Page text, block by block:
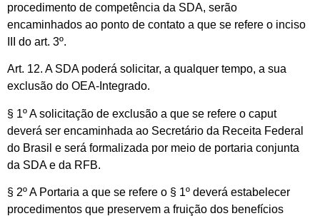
procedimento de competência da SDA, serão
encaminhados ao ponto de contato a que se refere o inciso
III do art. 3º.
Art. 12. A SDA poderá solicitar, a qualquer tempo, a sua
exclusão do OEA-Integrado.
§ 1º A solicitação de exclusão a que se refere o caput
deverá ser encaminhada ao Secretário da Receita Federal
do Brasil e será formalizada por meio de portaria conjunta
da SDA e da RFB.
§ 2º A Portaria a que se refere o § 1º deverá estabelecer
procedimentos que preservem a fruição dos benefícios